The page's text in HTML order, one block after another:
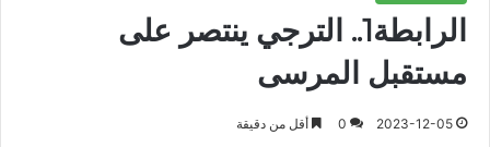
الرابطة1.. الترجي ينتصر على
مستقبل المرسى
2023-12-05
0 أقل من دقيقة